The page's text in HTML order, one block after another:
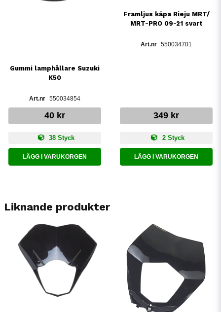
Gummi lamphållare Suzuki
K50
550034854
40 kr
38 Styck
LÄGG I VARUKORGEN
Framljus kåpa Rieju MRT/
MRT-PRO 09-21 svart
550034701
349 kr
2 Styck
LÄGG I VARUKORGEN
Liknande produkter